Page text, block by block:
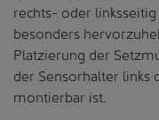
rechts- oder
besonders
Platzierung der
der Sensorhalter links
montierbar ist.